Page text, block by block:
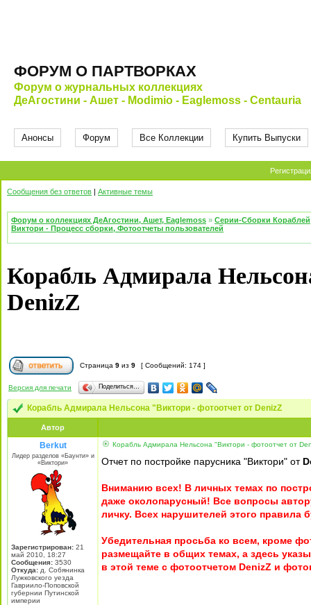
ФОРУМ О ПАРТВОРКАХ
Форум о журнальных коллекциях
ДеАгостини - Ашет - Modimio - Eaglemoss - Centauria
Анонсы Форум Все Коллекции Купить Выпуски
Сообщения без ответов | Активные темы
Форум о коллекциях ДеАгостини, Ашет, Eaglemoss » Серии-Сборки Кораблей
Виктори - Процесс сборки, Фотоотчеты пользователей
Корабль Адмирала
DenizZ
Страница 9 из 9 [ Сообщений: 174 ]
Версия для печати Поделиться…
Корабль Адмирала Нельсона "Виктори - фотоотчет от DenizZ
Автор
Berkut
Лидер разделов «Баунти» и
«Виктори»
Зарегистрирован: 21
май 2010, 18:27
Сообщения: 3530
Откуда: д. Собянинка
Лужковского уезда
Гавриило-Поповской
губернии Путинской
империи
Корабль Адмирала Нельсона "Виктори - фотоотчет от
Отчет по постройке парусника "Виктори" от
Вниманию всех! В личных темах по
даже околопарусный! Все вопросы
личку. Всех нарушителей этого правила
Убедительная просьба ко всем, кроме
размещайте в общих темах, а здесь
в этой теме с фотоотчетом DenizZ и